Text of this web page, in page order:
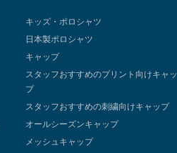
キッズ・ポロシャツ
日本製ポロシャツ
キャップ
スタッフおすすめのプリント向けキャッ
プ
スタッフおすすめの刺繍向けキャップ
オールシーズンキャップ
メッシュキャップ